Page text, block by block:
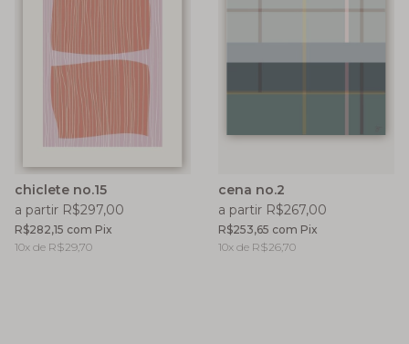
chiclete no.15
a partir R$297,00
R$282,15 com Pix
10x de R$29,70
cena no.2
a partir R$267,00
R$253,65 com Pix
10x de R$26,70